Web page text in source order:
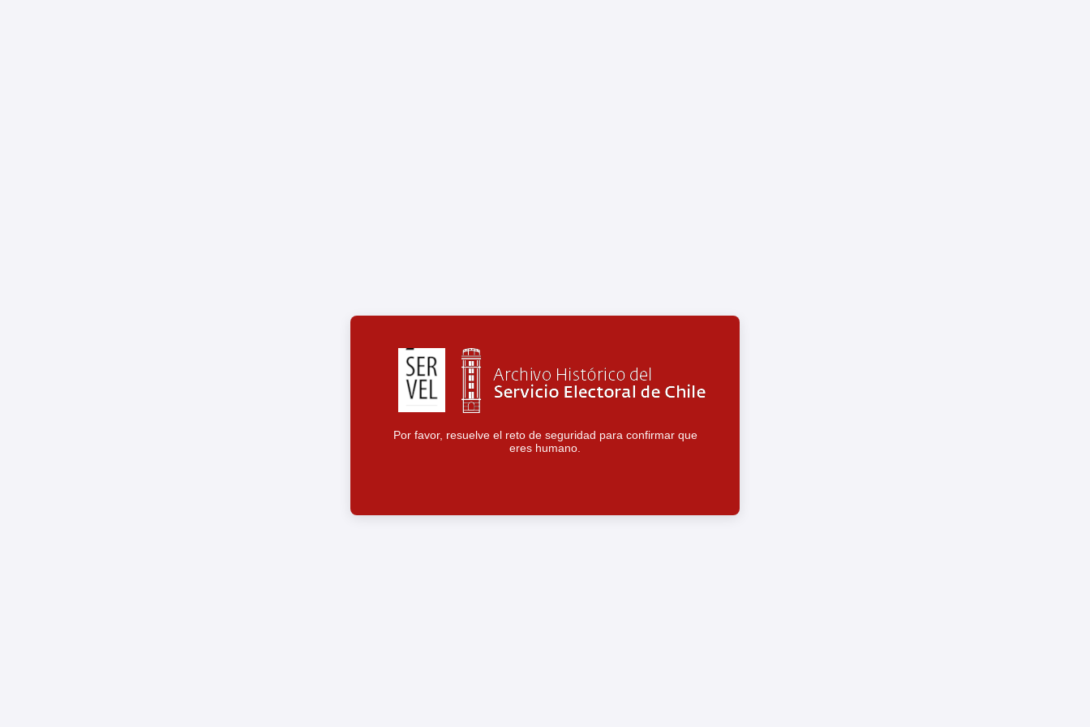
Por favor, resuelve el reto de seguridad para confirmar que
eres humano.